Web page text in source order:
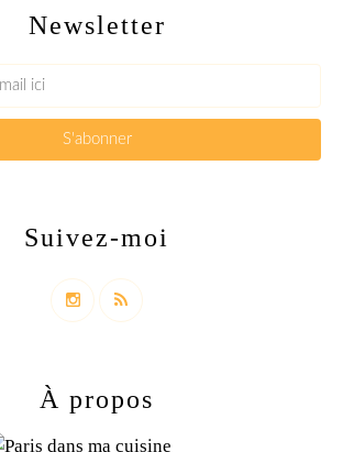
Newsletter
Suivez-moi
À propos